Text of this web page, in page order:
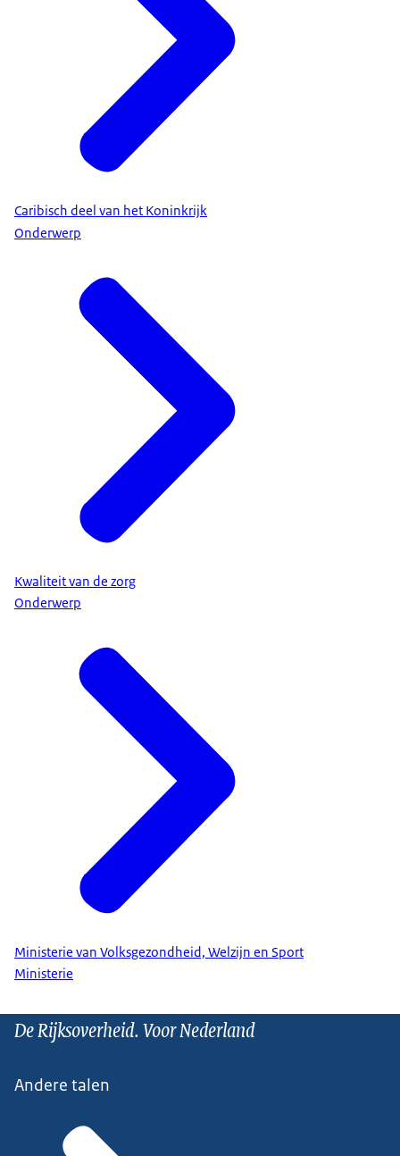
Caribisch deel van het Koninkrijk
Onderwerp
Kwaliteit van de zorg
Onderwerp
Ministerie van Volksgezondheid, Welzijn en Sport
Ministerie
De Rijksoverheid. Voor Nederland
Andere talen